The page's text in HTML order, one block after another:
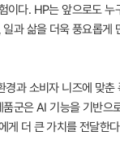
이다. HP는 앞으로도 누
과 삶을 더욱 풍요롭게
경과 소비자 니즈에 맞춘
군은 AI 기능을 기반으
게 더 큰 가치를 전달한